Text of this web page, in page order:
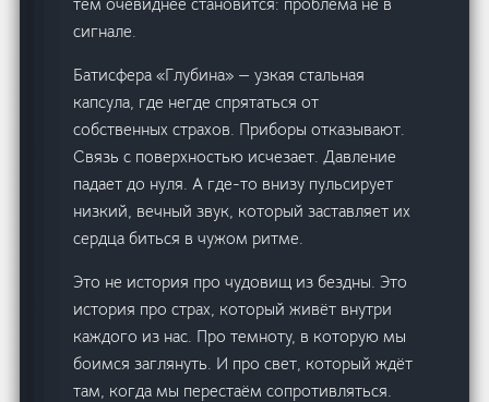
сигнале.
Батисфера «Глубина» — узкая стальная
капсула, где негде спрятаться от
собственных страхов. Приборы отказывают.
Связь с поверхностью исчезает. Давление
падает до нуля. А где-то внизу пульсирует
низкий, вечный звук, который заставляет их
сердца биться в чужом ритме.
Это не история про чудовищ из бездны. Это
история про страх, который живёт внутри
каждого из нас. Про темноту, в которую мы
боимся заглянуть. И про свет, который ждёт
там, когда мы перестаём сопротивляться.